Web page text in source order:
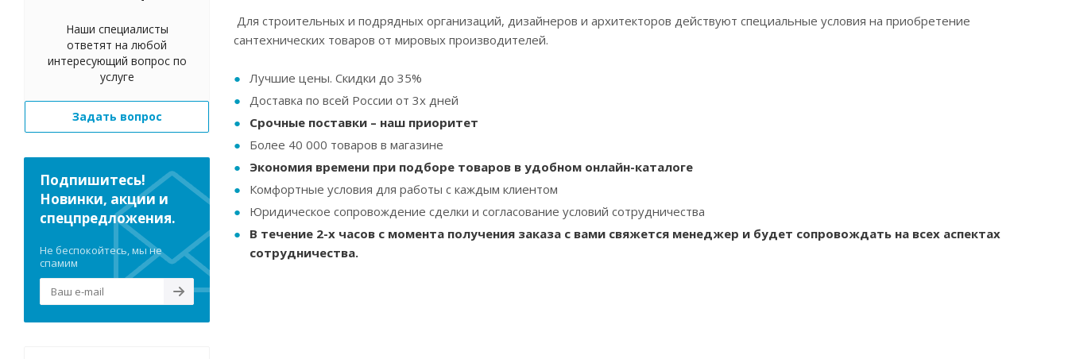
Для строительных и подрядных организаций, дизайнеров и архитекторов действуют специальные условия на приобретение
сантехнических товаров от мировых производителей.
Лучшие цены. Скидки до 35%
Доставка по всей России от 3х дней
Срочные поставки – наш приоритет
Более 40 000 товаров в магазине
Экономия времени при подборе товаров в удобном онлайн-каталоге
Комфортные условия для работы с каждым клиентом
Юридическое сопровождение сделки и согласование условий сотрудничества
В течение 2-х часов с момента получения заказа с вами свяжется менеджер и будет сопровождать на всех аспектах
сотрудничества.
Наши специалисты
ответят на любой
интересующий вопрос по
услуге
Задать вопрос
Подпишитесь!
Новинки, акции и
спецпредложения.
Не беспокойтесь, мы не
спамим